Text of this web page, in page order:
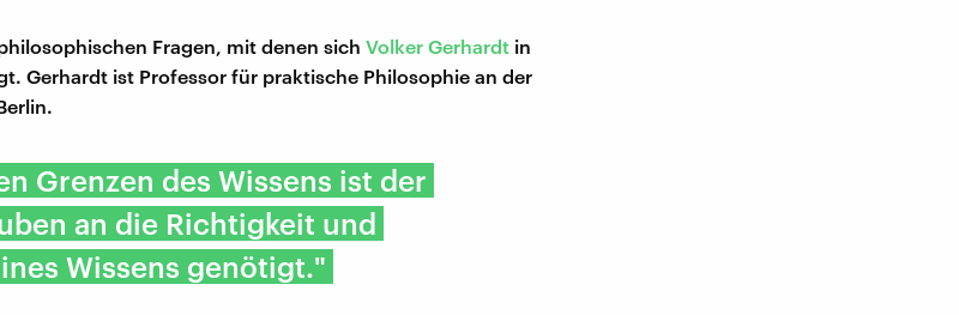
Fragen, mit denen sich Volker Gerhardt in
Gerhardt ist Professor für praktische Philosophie an der
Grenzen des Wissens ist der
an die Richtigkeit und
Wissens genötigt."